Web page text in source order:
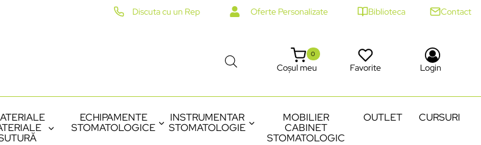
Discuta cu un Rep Oferte Personalizate Biblioteca Contact
Coșul meu
0
Favorite Login
ECHIPAMENTE
STOMATOLOGICE
INSTRUMENTAR
STOMATOLOGIE
MOBILIER
CABINET
STOMATOLOGIC
OUTLET CURSURI